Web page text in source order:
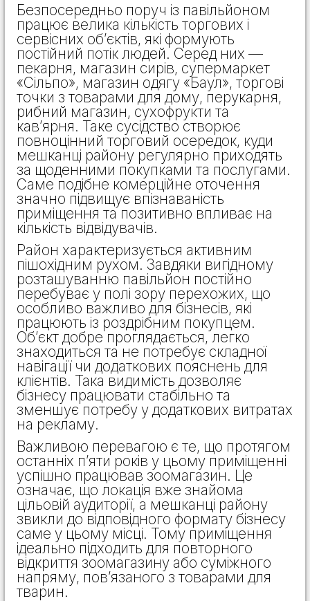
Безпосередньо поруч із павільйоном
працює велика кількість торгових і
сервісних об’єктів, які формують
постійний потік людей. Серед них —
пекарня, магазин сирів, супермаркет
«Сільпо», магазин одягу «Баул», торгові
точки з товарами для дому, перукарня,
рибний магазин, сухофрукти та
кав’ярня. Таке сусідство створює
повноцінний торговий осередок, куди
мешканці району регулярно приходять
за щоденними покупками та послугами.
Саме подібне комерційне оточення
значно підвищує впізнаваність
приміщення та позитивно впливає на
кількість відвідувачів.
Район характеризується активним
пішохідним рухом. Завдяки вигідному
розташуванню павільйон постійно
перебуває у полі зору перехожих, що
особливо важливо для бізнесів, які
працюють із роздрібним покупцем.
Об’єкт добре проглядається, легко
знаходиться та не потребує складної
навігації чи додаткових пояснень для
клієнтів. Така видимість дозволяє
бізнесу працювати стабільно та
зменшує потребу у додаткових витратах
на рекламу.
Важливою перевагою є те, що протягом
останніх п’яти років у цьому приміщенні
успішно працював зоомагазин. Це
означає, що локація вже знайома
цільовій аудиторії, а мешканці району
звикли до відповідного формату бізнесу
саме у цьому місці. Тому приміщення
ідеально підходить для повторного
відкриття зоомагазину або суміжного
напряму, пов’язаного з товарами для
тварин.